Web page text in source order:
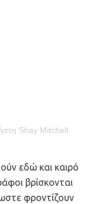
Shay Mitchell
εδώ και καιρό
βρίσκονται
φροντίζουν